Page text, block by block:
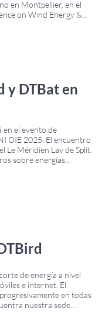
en Montpellier, en el
on Wind Energy &
8 al 12 de
y DTBat en
en el evento de
OIE 2025. El encuentro
Le Méridien Lav de Split,
sobre energías
Reúne a
de energía a nivel
e internet. El
en todas
nuestra sede.
A pesar de este